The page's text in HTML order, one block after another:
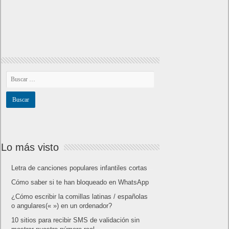
Lo más visto
Letra de canciones populares infantiles cortas
Cómo saber si te han bloqueado en WhatsApp
¿Cómo escribir la comillas latinas / españolas
o angulares(« ») en un ordenador?
10 sitios para recibir SMS de validación sin